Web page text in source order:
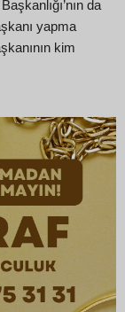
da
yapma
kim